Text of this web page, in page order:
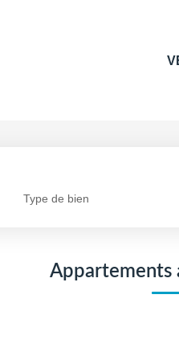
Type de bien
Appartements